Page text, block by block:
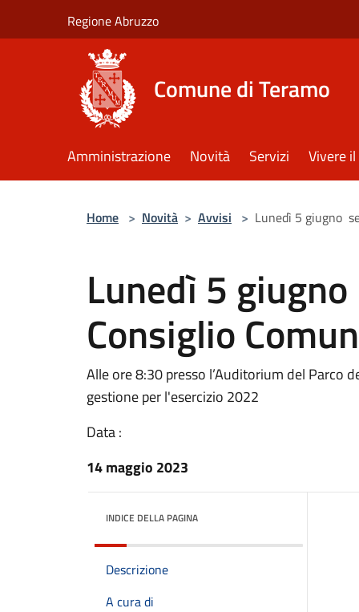
Regione Abruzzo
Comune di Teramo
Amministrazione Novità Servizi Vivere
Home > Novità > Avvisi > Lunedì 5 giugno
Lunedì 5
Consiglio
Alle ore 8:30 presso l’Auditorium del Parco
gestione per l'esercizio 2022
Data :
14 maggio 2023
INDICE DELLA PAGINA
Descrizione
A cura di